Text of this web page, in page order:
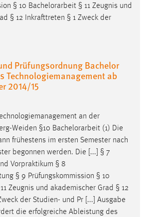
§ 10 Bachelorarbeit § 11 Zeugnis und
§ 12 Inkrafttreten § 1 Zweck der
Prüfungsordnung Bachelor
Technologiemanagement ab
2014/15
an der
Weiden §10 Bachelorarbeit (1) Die
frühestens im ersten Semester nach
begonnen werden. Die [...] § 7
Vorpraktikum § 8
§ 9 Prüfungskommission § 10
Zeugnis und akademischer Grad § 12
der Studien- und Pr [...] Ausgabe
die erfolgreiche Ableistung des